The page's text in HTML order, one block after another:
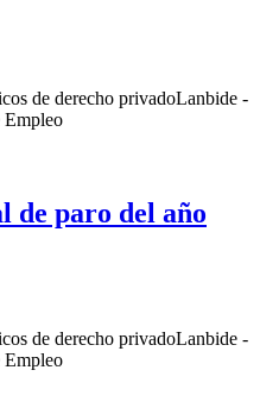
de derecho privadoLanbide -
Empleo
de paro del año
de derecho privadoLanbide -
Empleo